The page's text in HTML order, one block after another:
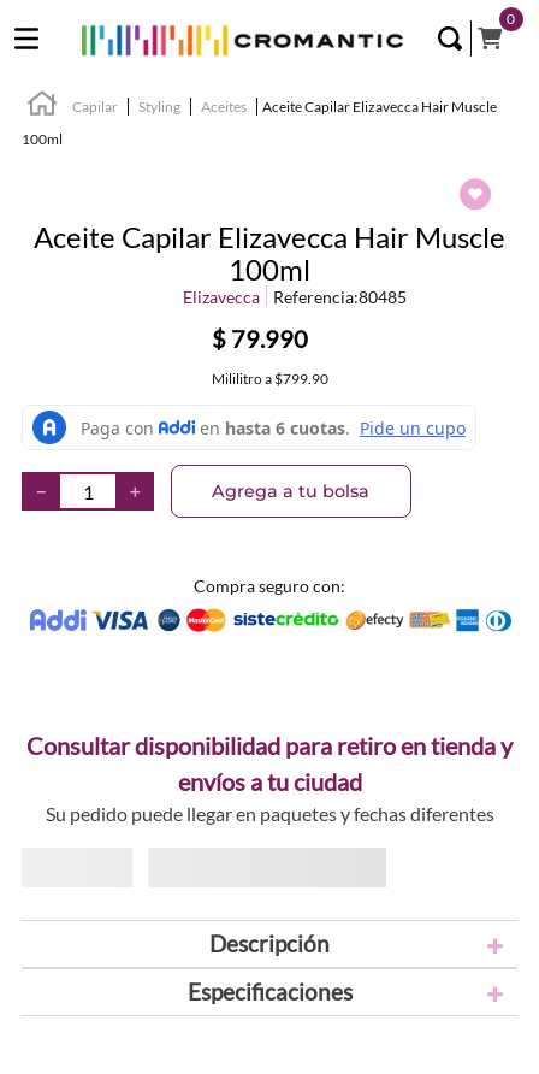
0
Capilar Styling Aceites
Aceite Capilar Elizavecca Hair Muscle
100ml
Aceite Capilar Elizavecca Hair Muscle
100ml
Elizavecca Referencia:80485
$ 79.990
Mililitroa $799.90
＋
－ Agrega a tu bolsa
Compra seguro con:
Consultar disponibilidad para retiro en tienda y
envíos a tu ciudad
Su pedido puede llegar en paquetes y fechas diferentes
Descripción
Especificaciones